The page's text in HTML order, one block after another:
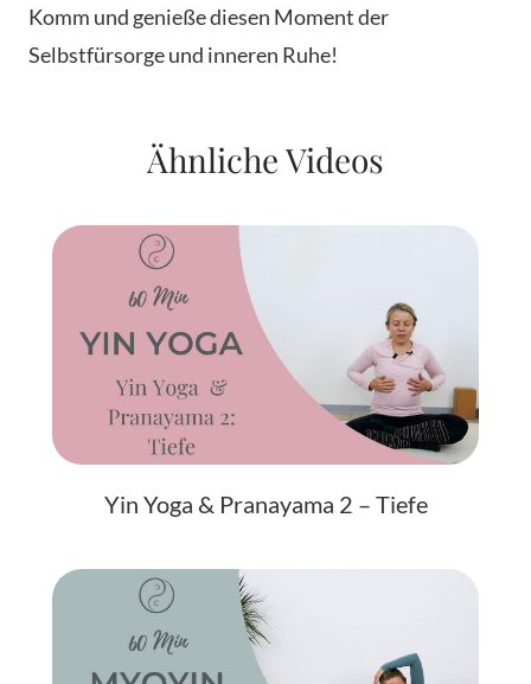
Komm und genieße diesen Moment der
Selbstfürsorge und inneren Ruhe!
Ähnliche Videos
Yin Yoga & Pranayama 2 – Tiefe